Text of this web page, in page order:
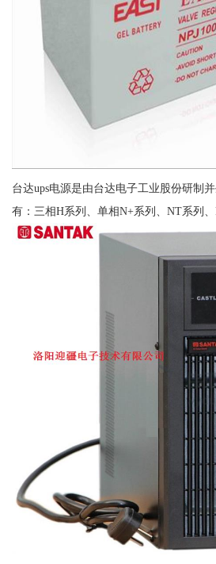
台达ups电源是由台达电子工业股份研制
有：三相H系列、单相N+系列、NT系列、